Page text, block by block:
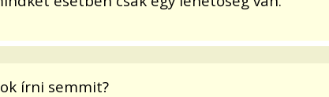
írni semmit?